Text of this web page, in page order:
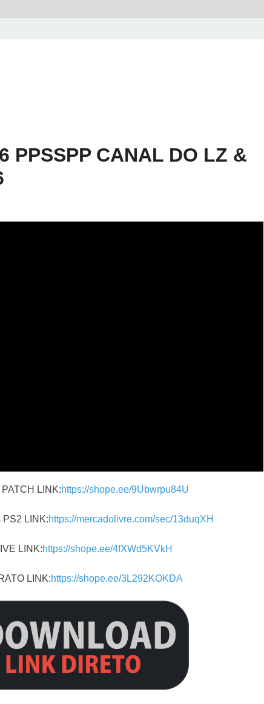
PPSSPP CANAL DO LZ &
LINK:https://shope.ee/9Ubwrpu84U
PS2 LINK:https://mercadolivre.com/sec/13duqXH
LINK:https://shope.ee/4fXWd5KVkH
LINK:https://shope.ee/3L292KOKDA